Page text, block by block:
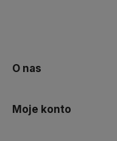
O nas
Moje konto